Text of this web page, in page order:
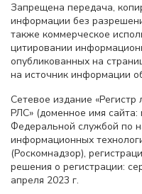
Запрещена передача,
информации без
также коммерческое
цитировании
опубликованных на
на источник информации
Сетевое издание «Регистр
РЛС» (доменное имя сайта:
Федеральной службой по
информационных
(Роскомнадзор),
решения о регистрации:
апреля 2023 г.